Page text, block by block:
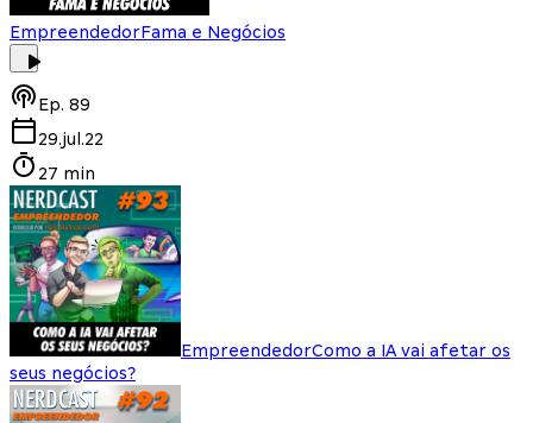
EmpreendedorFama e Negócios
Ep. 89
29.jul.22
27 min
EmpreendedorComo a IA vai afetar os
seus negócios?